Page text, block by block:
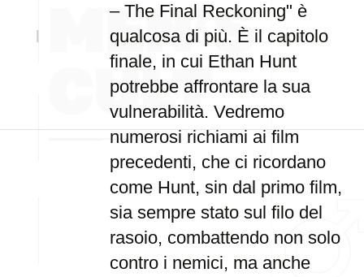
– The Final Reckoning" è
qualcosa di più. È il capitolo
finale, in cui Ethan Hunt
potrebbe affrontare la sua
vulnerabilità. Vedremo
numerosi richiami ai film
precedenti, che ci ricordano
come Hunt, sin dal primo film,
sia sempre stato sul filo del
rasoio, combattendo non solo
contro i nemici, ma anche